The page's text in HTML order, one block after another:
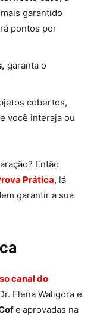
garantido
pontos por
garanta o
cobertos,
você interaja ou
Então
Prática, lá
garantir a sua
canal do
Elena Waligora e
e aprovadas na